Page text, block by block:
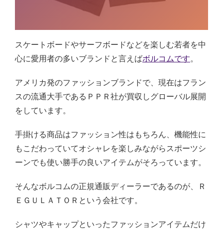
スケートボードやサーフボードなどを楽しむ若者を中
心に愛用者の多いブランドと言えばボルコムです。
アメリカ発のファッションブランドで、現在はフラン
スの流通大手であるＰＰＲ社が買収しグローバル展開
をしています。
手掛ける商品はファッション性はもちろん、機能性に
もこだわっていてオシャレを楽しみながらスポーツシ
ーンでも使い勝手の良いアイテムがそろっています。
そんなボルコムの正規通販ディーラーであるのが、Ｒ
ＥＧＵＬＡＴＯＲという会社です。
シャツやキャップといったファッションアイテムだけ